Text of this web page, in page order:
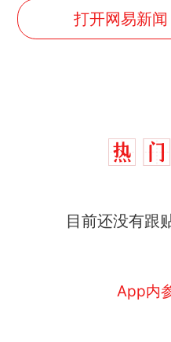
打开网易新
目前还没有跟
App内
全部作
国大使
线一
5万的
的抢着买